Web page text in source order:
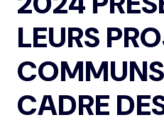
LEURS
CADRE